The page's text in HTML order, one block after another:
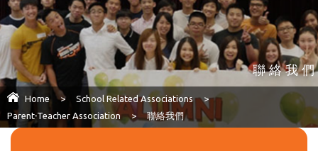
聯絡我們
Home > School Related Associations
>
Parent-Teacher Association
> 聯絡我們